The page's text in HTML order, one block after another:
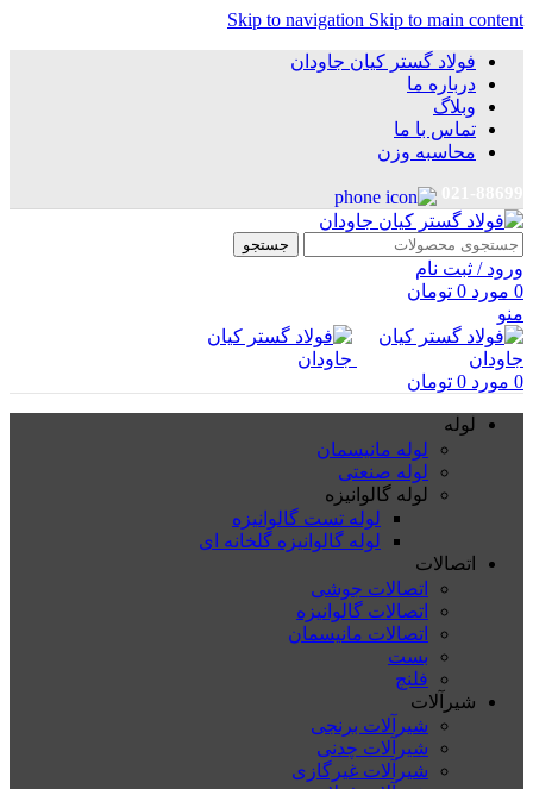
Skip to navigation Skip to main content
فولاد گستر کیان جاودان
درباره ما
وبلاگ
تماس با ما
محاسبه وزن
جستجو
ورود / ثبت نام
0 مورد 0 تومان
منو
0 مورد 0 تومان
لوله
لوله مانیسمان
لوله صنعتی
لوله گالوانیزه
لوله تست گالوانیزه
لوله گالوانیزه گلخانه ای
اتصالات
اتصالات جوشی
اتصالات گالوانیزه
اتصالات مانیسمان
بست
فلنچ
شیرآلات
شیرآلات برنجی
شیرآلات چدنی
شیرآلات غیرگازی